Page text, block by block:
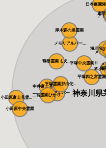
メモ
茅ヶ湘
平塚四之宮霊園
日本庭園
県
メモリアルパー...
厚木森の里霊園
ア
座間
海老名
鶴巻霊園 もえ...平塚中央霊園Ⅱ
小田原富士見霊...
中井富士見霊園
メ
メモリアルパー...
二宮霊園ひかり...
平塚霊園那由佗...
小田原中央霊園
神奈川県